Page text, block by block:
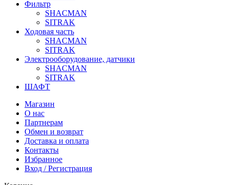
Фильтр
SHACMAN
SITRAK
Ходовая часть
SHACMAN
SITRAK
Электрооборудование, датчики
SHACMAN
SITRAK
ШАФТ
Магазин
О нас
Партнерам
Обмен и возврат
Доставка и оплата
Контакты
Избранное
Вход / Регистрация